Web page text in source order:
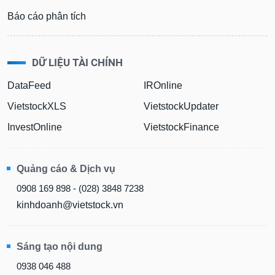
Báo cáo phân tích
DỮ LIỆU TÀI CHÍNH
DataFeed
VietstockXLS
InvestOnline
IROnline
VietstockUpdater
VietstockFinance
Quảng cáo & Dịch vụ
0908 169 898 - (028) 3848 7238
kinhdoanh@vietstock.vn
Sáng tạo nội dung
0938 046 488